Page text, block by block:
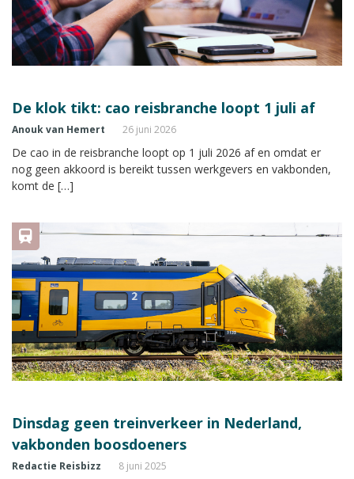
De klok tikt: cao reisbranche loopt 1 juli af
Anouk van Hemert 26 juni 2026
De cao in de reisbranche loopt op 1 juli 2026 af en omdat er
nog geen akkoord is bereikt tussen werkgevers en vakbonden,
komt de […]
Dinsdag geen treinverkeer in Nederland,
vakbonden boosdoeners
Redactie Reisbizz 8 juni 2025